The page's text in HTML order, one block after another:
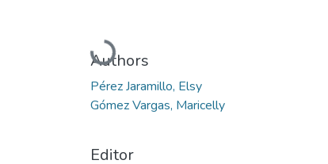
Cargando...
Authors
Pérez Jaramillo, Elsy
Gómez Vargas, Maricelly
Editor